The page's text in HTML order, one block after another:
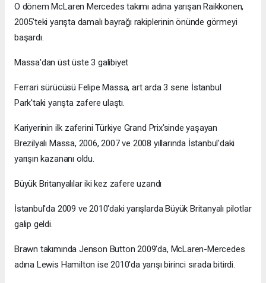
O dönem McLaren Mercedes takımı adına yarışan Raikkonen,
2005'teki yarışta damalı bayrağı rakiplerinin önünde görmeyi
başardı.
Massa'dan üst üste 3 galibiyet
Ferrari sürücüsü Felipe Massa, art arda 3 sene İstanbul
Park'taki yarışta zafere ulaştı.
Kariyerinin ilk zaferini Türkiye Grand Prix'sinde yaşayan
Brezilyalı Massa, 2006, 2007 ve 2008 yıllarında İstanbul'daki
yarışın kazananı oldu.
Büyük Britanyalılar iki kez zafere uzandı
İstanbul'da 2009 ve 2010'daki yarışlarda Büyük Britanyalı pilotlar
galip geldi.
Brawn takımında Jenson Button 2009'da, McLaren-Mercedes
adına Lewis Hamilton ise 2010'da yarışı birinci sırada bitirdi.